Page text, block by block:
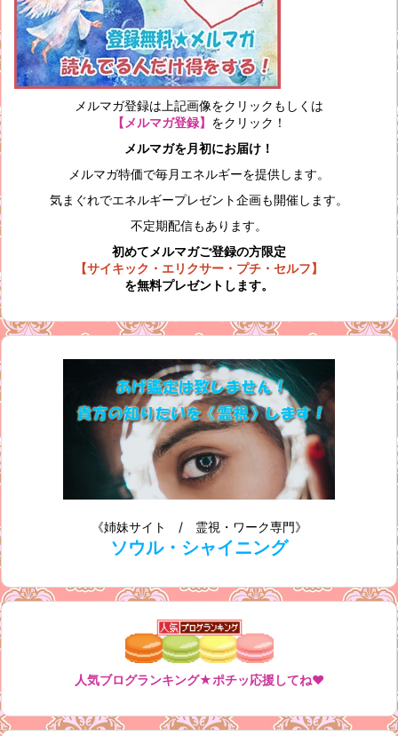
メルマガ登録は上記画像をクリックもしくは
【メルマガ登録】 をクリック！
メルマガを月初にお届け！
メルマガ特価で毎月エネルギーを提供します。
気まぐれでエネルギープレゼント企画も開催します。
不定期配信もあります。
初めてメルマガご登録の方限定
【サイキック・エリクサー・プチ・セルフ】
を無料プレゼントします。
《姉妹サイト / 霊視・ワーク専門》
ソウル・シャイニング
人気ブログランキング★ポチッ応援してね♥